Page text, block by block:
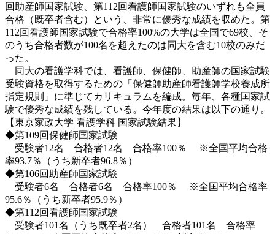
回助産師国家試験、第112回看護師国家試験のいずれも全員
合格（既卒者含む）という、非常に優秀な成績を収めた。第
112回看護師国家試験で合格率100%の大学は全国で69校、そ
のうち合格者数が100名を超えたのは同大を含む10校のみだ
った。
同大の看護学科では、看護師、保健師、助産師の国家試験
受験資格を取得するための「保健師助産師看護師学校養成所
指定規則」に準じてカリキュラムを編成。毎年、各種国家試
験で優秀な成績を残している。今年度の結果は以下の通り。
【東京家政大学 看護学科 国家試験結果】
◆第109回保健師国家試験
受験者12名 合格者12名 合格率100％ ※全国平均合格
率93.7％（うち新卒者96.8％）
◆第106回助産師国家試験
受験者6名 合格者6名 合格率100％ ※全国平均合格率
95.6％（うち新卒者95.9％）
◆第112回看護師国家試験
受験者101名（うち既卒者2名） 合格者101名 合格率